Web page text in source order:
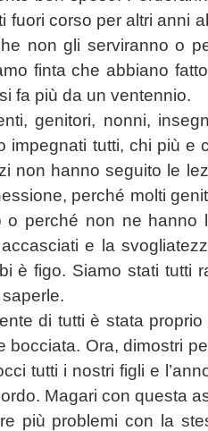
fuori corso per altri anni
non gli serviranno o
finta che abbiano
fa più da un ventennio.
genitori, nonni,
impegnati tutti, chi più e
non hanno seguito le
perché molti
o perché non ne hanno
e la
è figo. Siamo stati tutti
di tutti è stata
bocciata. Ora, dimostri
tutti i nostri figli e
Magari con questa
più problemi con la